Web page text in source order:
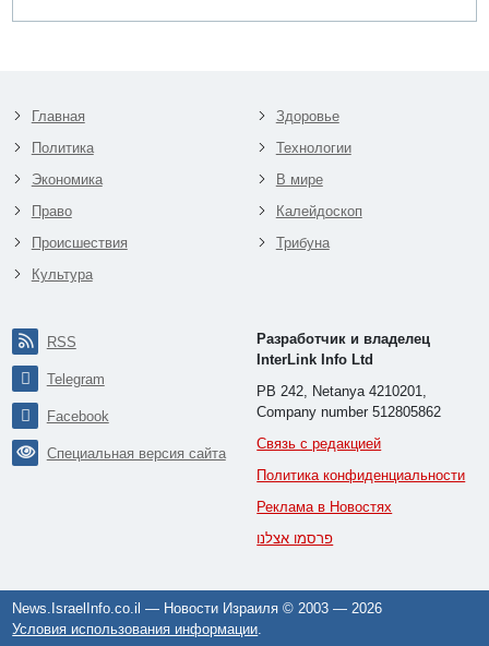
Главная
Политика
Экономика
Право
Происшествия
Культура
Здоровье
Технологии
В мире
Калейдоскоп
Трибуна
RSS
Telegram
Facebook
Специальная версия сайта
Разработчик и владелец
InterLink Info Ltd
PB 242, Netanya 4210201,
Company number 512805862
Связь с редакцией
Политика конфиденциальности
Реклама в Новостях
פרסמו אצלנו
News.IsraelInfo.co.il — Новости Израиля © 2003 —2026
Условия использования информации.